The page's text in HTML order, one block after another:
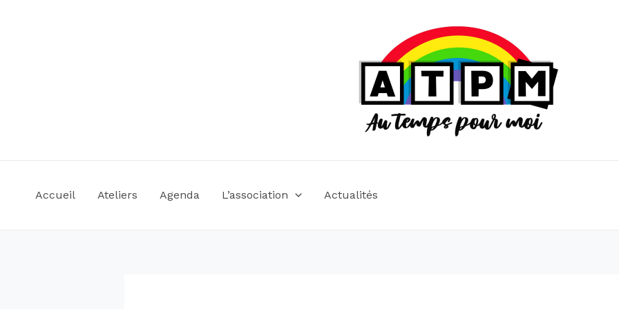
Accueil Ateliers Agenda L’association Actualités